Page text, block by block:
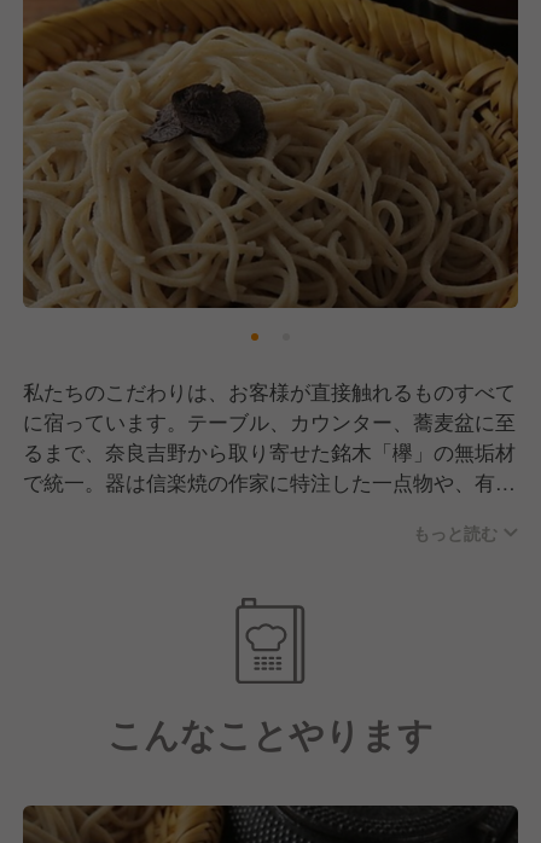
私たちのこだわりは、お客様が直接触れるものすべて
に宿っています。テーブル、カウンター、蕎麦盆に至
るまで、奈良吉野から取り寄せた銘木「欅」の無垢材
で統一。器は信楽焼の作家に特注した一点物や、有田
だけを使い、料理一皿一皿の舞台を演出します。
山県能作の粋な酒器で、ワインやウイスキーはリーデ
ル社製のグラスで提供。これらは全て、私たちが目指
す「粋にお酒が楽しめるお店」というコンセプトを形
にするための大切な要素です。空間、器、そして料
理。そのすべてが揃って初めて、みかどの時間は完成
もっと読む
こんなことやります